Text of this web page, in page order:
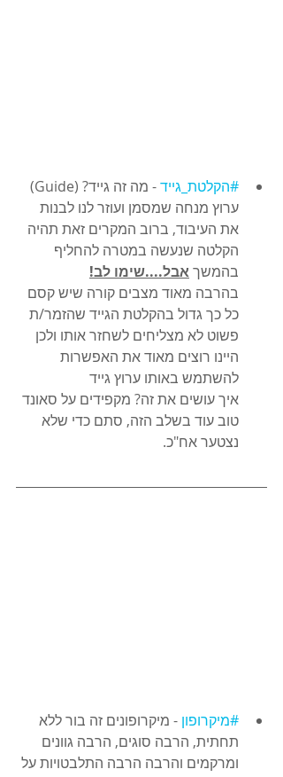
#הקלטת_גייד
- מה זה גייד? (Guide)
ערוץ מנחה שמסמן ועוזר לנו לבנות
את העיבוד, ברוב המקרים זאת תהיה
הקלטה שנעשה במטרה להחליף
בהמשך אבל....שימו לב!
בהרבה מאוד מצבים קורה שיש קסם
כל כך גדול בהקלטת הגייד שהזמר/ת
פשוט לא מצליחים לשחזר אותו ולכן
היינו רוצים מאוד את האפשרות
להשתמש באותו ערוץ גייד
איך עושים את זה? מקפידים על סאונד
טוב עוד בשלב הזה, סתם כדי שלא
נצטער אח"כ.
#מיקרופון - מיקרופונים זה בור ללא
תחתית, הרבה סוגים, הרבה גוונים
ומרקמים והרבה הרבה התלבטויות על